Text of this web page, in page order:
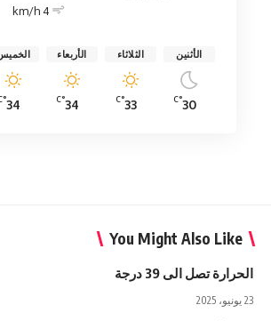
4 km/h
الأثنين
30
°C
الثلاثاء
33
°C
الأربعاء
34
°C
34
°C
You Might Also Like
الحرارة تصل الى 39 درجة
23 يونيو، 2025